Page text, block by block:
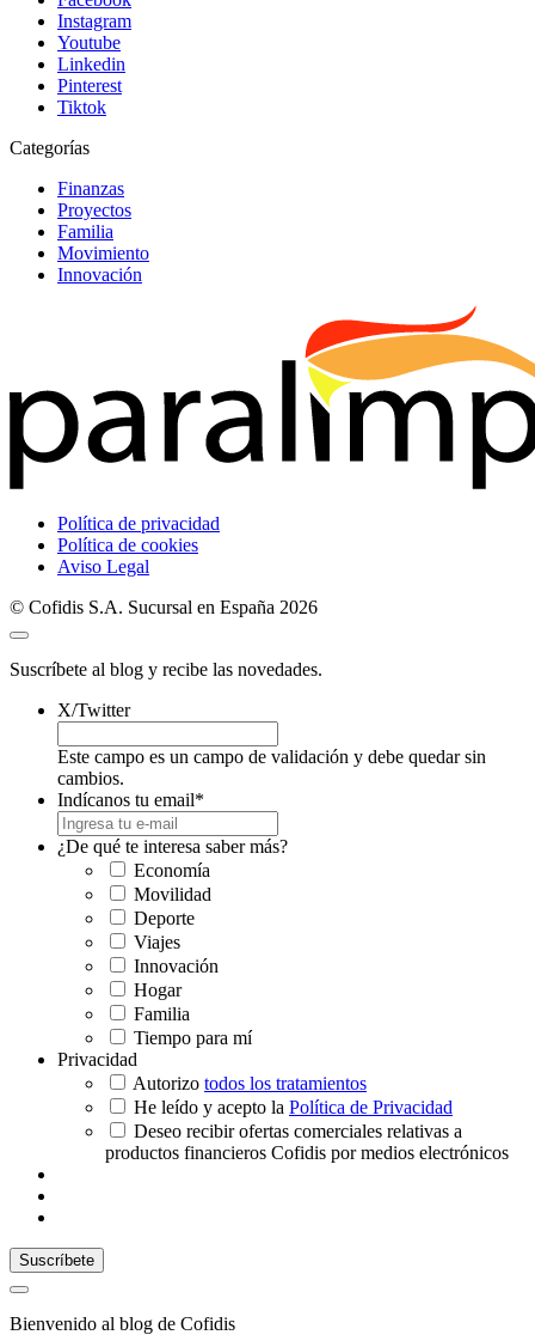
Instagram
Youtube
Linkedin
Pinterest
Tiktok
Categorías
Finanzas
Proyectos
Familia
Movimiento
Innovación
Política de privacidad
Política de cookies
Aviso Legal
© Cofidis S.A. Sucursal en España 2026
Suscríbete al blog y recibe las novedades.
X/Twitter
Este campo es un campo de validación y debe quedar sin
cambios.
Indícanos tu email*
¿De qué te interesa saber más?
Economía
Movilidad
Deporte
Viajes
Innovación
Hogar
Familia
Tiempo para mí
Privacidad
Autorizo todos los tratamientos
He leído y acepto la Política de Privacidad
Deseo recibir ofertas comerciales relativas a
productos financieros Cofidis por medios electrónicos
Bienvenido al blog de Cofidis